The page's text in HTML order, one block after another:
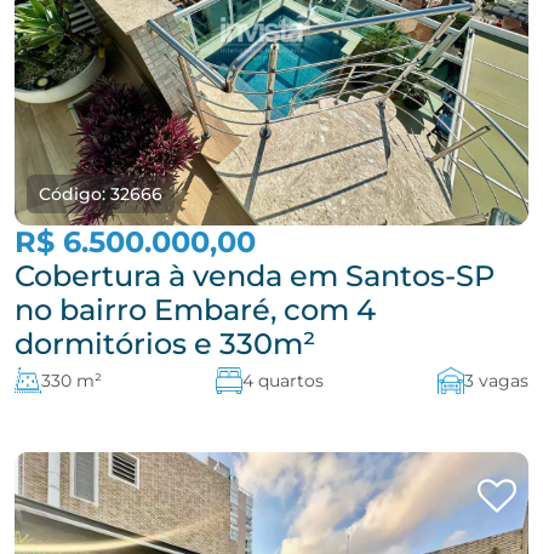
Código: 32666
R$ 6.500.000,00
Cobertura à venda em Santos-SP
no bairro Embaré, com 4
dormitórios e 330m²
330 m² 4 quartos 3 vagas